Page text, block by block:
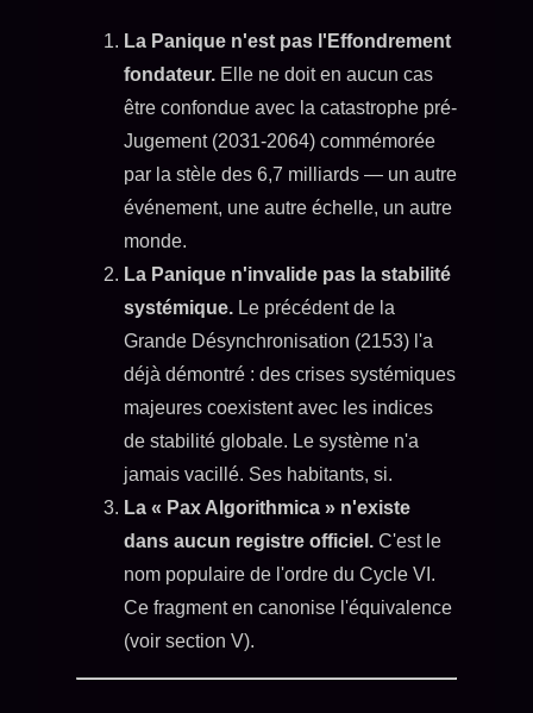
La Panique n'est pas l'Effondrement
fondateur. Elle ne doit en aucun cas
être confondue avec la catastrophe pré-
Jugement (2031-2064) commémorée
par la stèle des 6,7 milliards — un autre
événement, une autre échelle, un autre
monde.
La Panique n'invalide pas la stabilité
systémique. Le précédent de la
Grande Désynchronisation (2153) l'a
déjà démontré : des crises systémiques
majeures coexistent avec les indices
de stabilité globale. Le système n'a
jamais vacillé. Ses habitants, si.
La « Pax Algorithmica » n'existe
dans aucun registre officiel. C'est le
nom populaire de l'ordre du Cycle VI.
Ce fragment en canonise l'équivalence
(voir section V).